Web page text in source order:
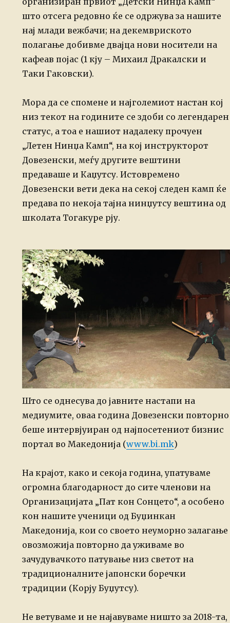
што отсега редовно ќе се одржува за нашите
нај млади вежбачи; на декемвриското
полагање добивме двајца нови носители на
кафеав појас (1 кју – Михаил Дракалски и
Таки Гаковски).
Мора да се спомене и најголемиот настан кој
низ текот на годините се здоби со легендарен
статус, а тоа е нашиот надалеку прочуен
„Летен Нинџа Камп“, на кој инструкторот
Довезенски, меѓу другите вештини
предаваше и Каџутсу. Истовремено
Довезенски вети дека на секој следен камп ќе
предава по некоја тајна нинџутсу вештина од
школата Тогакуре рју.
Што се однесува до јавните настапи на
медиумите, оваа година Довезенски повторно
беше интервјуиран од најпосетениот бизнис
портал во Македонија (www.bi.mk)
На крајот, како и секоја година, упатуваме
огромна благодарност до сите членови на
Организацијата „Пат кон Сонцето“, а особено
кон нашите ученици од Буџинкан
Македонија, кои со своето неуморно залагање
овозможија повторно да уживаме во
зачудувачкото патување низ светот на
традиционалните јапонски боречки
традиции (Корју Буџутсу).
Не ветуваме и не најавуваме ништо за 2018-та,